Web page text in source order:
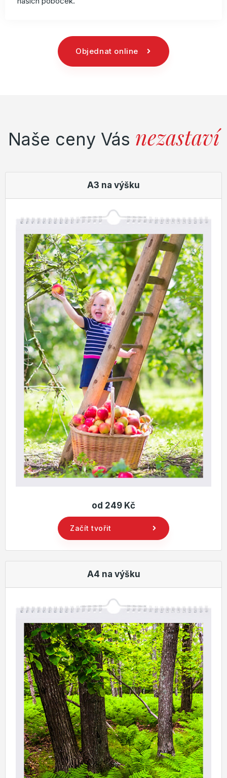
Objednat online
Naše ceny Vás nezastaví
A3 na výšku
od 249 Kč
Začít tvořit
A4 na výšku